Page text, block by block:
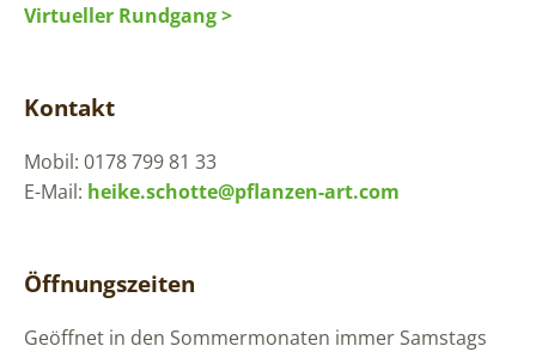
Virtueller Rundgang >
Kontakt
Mobil: 0178 799 81 33
E-Mail: heike.schotte@pflanzen-art.com
Öffnungszeiten
Geöffnet in den Sommermonaten immer Samstags